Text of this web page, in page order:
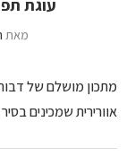
עוגת
מאת
מתכון מושלם של
אוורירית שמכינים